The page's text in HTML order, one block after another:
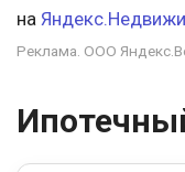
на
Реклама. ООО